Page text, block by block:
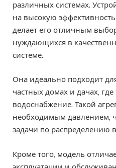
различных системах.
на высокую
делает его отличным
нуждающихся в
системе.
Она идеально подходит
частных домах и дачах, где
водоснабжение. Такой
необходимым давлением,
задачи по распределению
Кроме того, модель